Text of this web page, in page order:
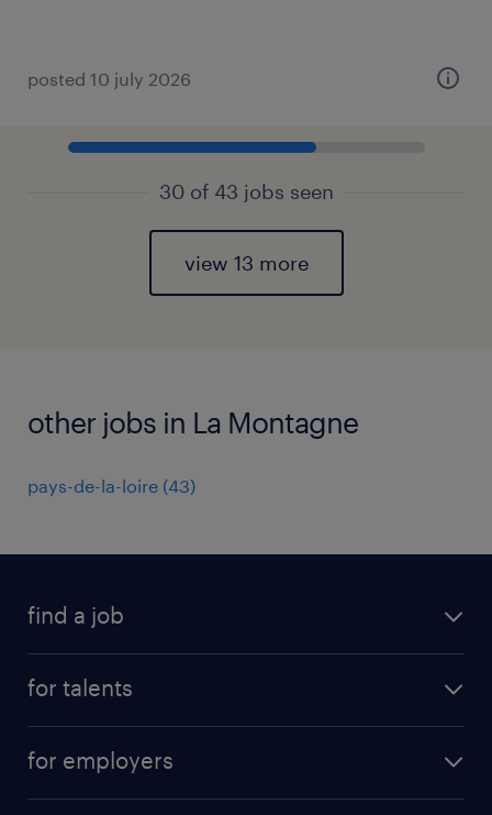
posted 10 july 2026
30 of 43 jobs seen
view 13 more
other jobs in La Montagne
pays-de-la-loire (43)
find a job
for talents
professional career
for employers